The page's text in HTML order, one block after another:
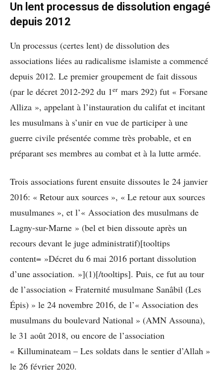
Un lent processus de dissolution engagé
depuis 2012
Un processus (certes lent) de dissolution des
associations liées au radicalisme islamiste a commencé
depuis 2012. Le premier groupement de fait dissous
(par le décret 2012-292 du 1er mars 292) fut « Forsane
Alliza », appelant à l’instauration du califat et incitant
les musulmans à s’unir en vue de participer à une
guerre civile présentée comme très probable, et en
préparant ses membres au combat et à la lutte armée.
Trois associations furent ensuite dissoutes le 24 janvier
2016: « Retour aux sources », « Le retour aux sources
musulmanes », et l’« Association des musulmans de
Lagny-sur-Marne » (bel et bien dissoute après un
recours devant le juge administratif)[tooltips
content= »Décret du 6 mai 2016 portant dissolution
d’une association. »](1)[/tooltips]. Puis, ce fut au tour
de l’association « Fraternité musulmane Sanâbil (Les
Épis) » le 24 novembre 2016, de l’« Association des
musulmans du boulevard National » (AMN Assouna),
le 31 août 2018, ou encore de l’association
« Killuminateam – Les soldats dans le sentier d’Allah »
le 26 février 2020.